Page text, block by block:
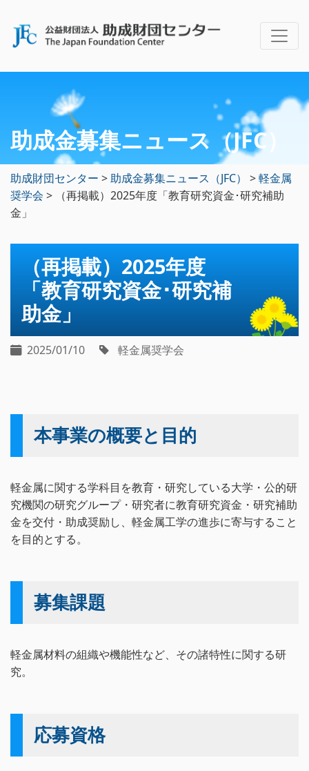
助成金募集ニュース（JFC）
助成財団センター >助成金募集ニュース（JFC） >軽金属
奨学会 >
（再掲載）2025年度「教育研究資金･研究補助
金」
（再掲載）2025年度
「教育研究資金･研究補
助金」
2025/01/10 軽金属奨学会
本事業の概要と目的
軽金属に関する学科目を教育・研究している大学・公的研
究機関の研究グループ・研究者に教育研究資金・研究補助
金を交付・助成奨励し、軽金属工学の進歩に寄与すること
を目的とする。
募集課題
軽金属材料の組織や機能性など、その諸特性に関する研
究。
応募資格